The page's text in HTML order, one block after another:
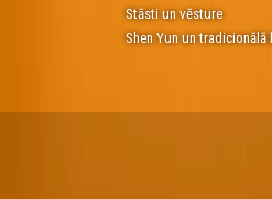
Stāsti un vēsture
Shen Yun un